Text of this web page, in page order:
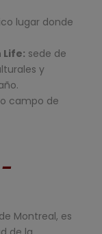
lugar donde
Life: sede de
y
campo de
Montreal, es